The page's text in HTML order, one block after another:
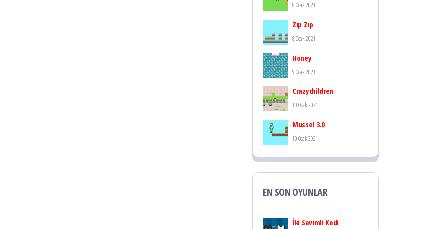
8 Ocak 2021
Zıp Zıp
8 Ocak 2021
Honey
9 Ocak 2021
Crazychildren
10 Ocak 2021
Mussel 3.0
10 Ocak 2021
EN SON OYUNLAR
İki Sevimli Kedi